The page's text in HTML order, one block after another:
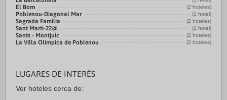
El Born (2 hoteles)
Poblenou-Diagonal Mar (1 hotel)
Sagrada Familia (2 hoteles)
Sant Martí-22@ (1 hotel)
Sants - Montjuic (2 hoteles)
La Villa Olímpica de Poblenou (2 hoteles)
LUGARES DE INTERÉS
Ver hoteles cerca de: